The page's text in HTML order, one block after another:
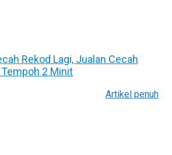
Rekod Lagi, Jualan Cecah
2 Minit
Artikel penuh